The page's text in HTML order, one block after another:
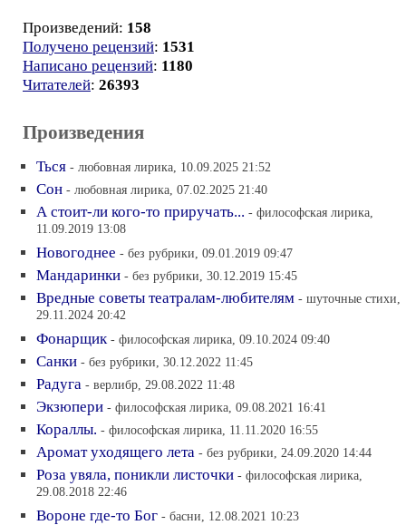
Произведений: 158
Получено рецензий: 1531
Написано рецензий: 1180
Читателей: 26393
Произведения
Ться - любовная лирика, 10.09.2025 21:52
Сон - любовная лирика, 07.02.2025 21:40
А стоит-ли кого-то приручать... - философская лирика,
11.09.2019 13:08
Новогоднее - без рубрики, 09.01.2019 09:47
Мандаринки - без рубрики, 30.12.2019 15:45
Вредные советы театралам-любителям - шуточные стихи,
29.11.2024 20:42
Фонарщик - философская лирика, 09.10.2024 09:40
Санки - без рубрики, 30.12.2022 11:45
Радуга - верлибр, 29.08.2022 11:48
Экзюпери - философская лирика, 09.08.2021 16:41
Кораллы. - философская лирика, 11.11.2020 16:55
Аромат уходящего лета - без рубрики, 24.09.2020 14:44
Роза увяла, поникли листочки - философская лирика,
29.08.2018 22:46
Вороне где-то Бог - басни, 12.08.2021 10:23